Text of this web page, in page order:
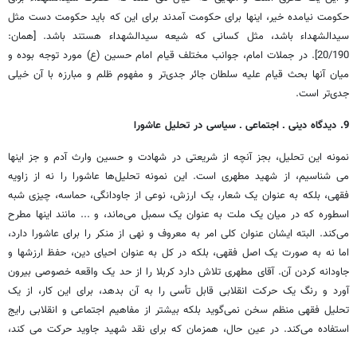
حکومت نیامده خیر، اینها برای حکومت آمدند برای این که باید حکومت دست مثل
سیدالشهداء باشد، مثل کسانی که شیعه سیدالشهداء هستند باشد. [همان:
20/190]. در جملات امام، جوانب مختلف قیام امام حسین (ع) مورد توجه بوده و
میان آنها بحث‌ قیام علیه سلطان جائر جدی‌تر و مفهوم ظلم و مبارزه با آن خیلی
جدی‌تر است.
9. دیدگاه دینی ـ اجتماعی ـ سیاسی در تحلیل عاشورا
نمونه این تحلیل، بجز آنچه از شریعتی در شهادت و حسین وارث آدم و جز اینها
می شناسیم، از شهید مطهری است. این نمونه تحلیل‌ها عاشورا را نه از زاویه
فقهی، بلکه به عنوان یک شعار، یک ارزش، نوعی از جاودانگی، حماسه، چیزی شبه
اسطوره که در میان یک ملت به عنوان یک سمبل می‌ماند، و ... مانند اینها مطرح
می‌کند. البته ایشان عنوان کلی امر به معروف و نهی از منکر را برای عاشورا دارد،
اما نه به صورت یک اصل فقهی، بلکه در کل به عنوان احیای دین، حفظ ارزشها و
جاودانه کردن آن. آقای مطهری تلاش دارد کربلا را از حد یک واقعه خصوصی بیرون
آورد و رنگ یک حرکت انقلابی قابل تأسی را به آن بدهد، برای این کار، از یک
تحلیل فقهی منظم سخن نمی‌گوید بلکه بیشتر از مفاهیم اجتماعی و انقلابی رایج
استفاده می‌کند. در عین حال، همزمان که برای نقد شهید جاوید حرکت می کند،